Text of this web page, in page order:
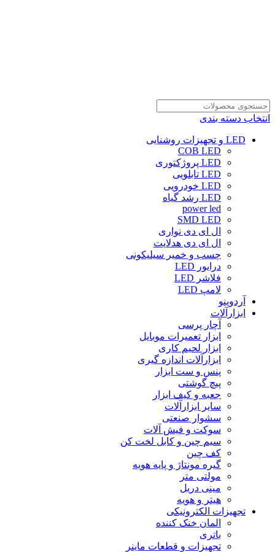
انتخاب دسته بندی
LED و تجهیزات روشنایی
COB LED
LED پروژکتوری
LED تابلویی
LED خودرویی
LED رشد گیاه
power led
SMD LED
ال ای دی نواری
ال ای دی هدلایت
چسب و خمیر سیلیکونی
درایور LED
فلاشر LED
لامپ LED
آردوینو
ابزارآلات
آچار پرسی
ابزار تعمیرات موبایل
ابزار لحیم کاری
ابزارآلات اندازه گیری
پنس و ست ابزار
پیچ گوشتی
جعبه و کیف ابزار
سایر ابزارآلات
سشوار صنعتی
سوکت و فیش آلات
سیم چین و کابل لخت کن
کف چین
گیره مونتاژ و پایه هویه
مولتی متر
مینی دریل
هیتر و هویه
تجهیزات الکترونیکی
المان خنک کننده
باتری
تجهیزات و قطعات ماینر